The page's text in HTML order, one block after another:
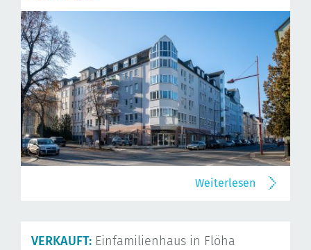
Weiterlesen
VERKAUFT: Einfamilienhaus in Flöha